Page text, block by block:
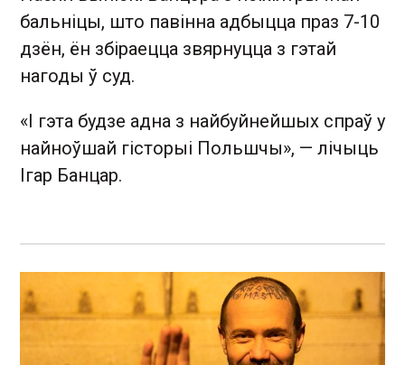
бальніцы, што павінна адбыцца праз 7-10
дзён, ён збіраецца звярнуцца з гэтай
нагоды ў суд.
«І гэта будзе адна з найбуйнейшых спраў у
найноўшай гісторыі Польшчы», — лічыць
Ігар Банцар.